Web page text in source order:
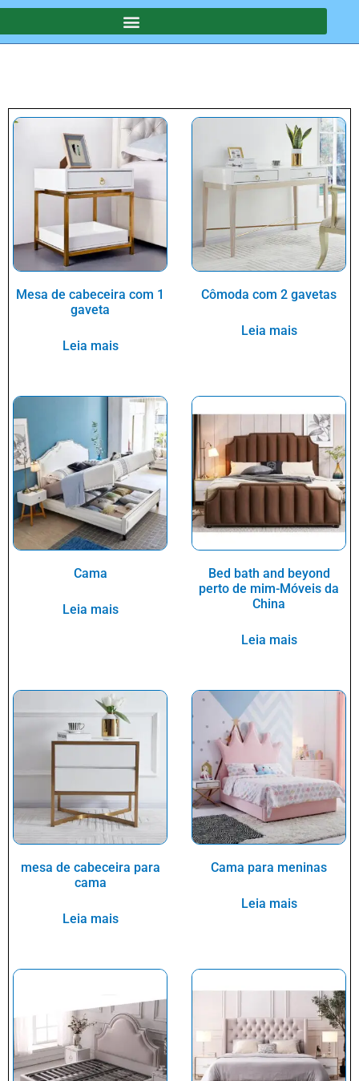
Mesa de cabeceira com 1
gaveta
Leia mais
Cômoda com 2 gavetas
Leia mais
Cama
Leia mais
Bed bath and beyond
perto de mim-Móveis da
China
Leia mais
mesa de cabeceira para
cama
Leia mais
Cama para meninas
Leia mais